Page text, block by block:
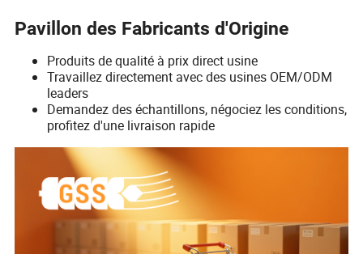
Pavillon des Fabricants d'Origine
Produits de qualité à prix direct usine
Travaillez directement avec des usines OEM/ODM
leaders
Demandez des échantillons, négociez les conditions,
profitez d'une livraison rapide